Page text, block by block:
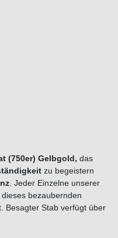
(750er) Gelbgold, das
zu begeistern
. Jeder Einzelne unserer
dieses bezaubernden
Besagter Stab verfügt über